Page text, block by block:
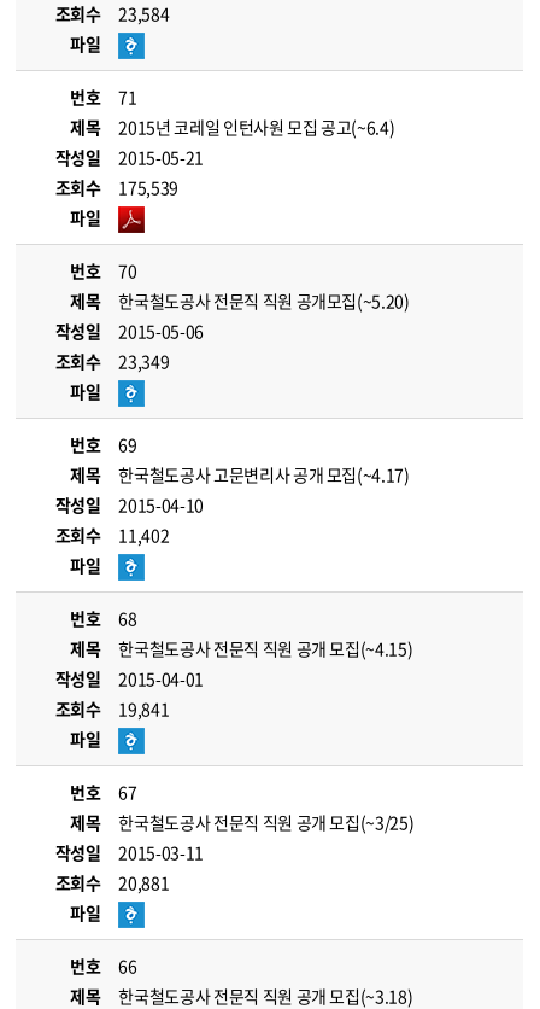
조회수
23,584
파일
번호
71
제목
2015년 코레일 인턴사원 모집 공고(~6.4)
작성일
2015-05-21
조회수
175,539
파일
번호
70
제목
한국철도공사 전문직 직원 공개모집(~5.20)
작성일
2015-05-06
조회수
23,349
파일
번호
69
제목
한국철도공사 고문변리사 공개 모집(~4.17)
작성일
2015-04-10
조회수
11,402
파일
번호
68
제목
한국철도공사 전문직 직원 공개 모집(~4.15)
작성일
2015-04-01
조회수
19,841
파일
번호
67
제목
한국철도공사 전문직 직원 공개 모집(~3/25)
작성일
2015-03-11
조회수
20,881
파일
번호
66
제목
한국철도공사 전문직 직원 공개 모집(~3.18)